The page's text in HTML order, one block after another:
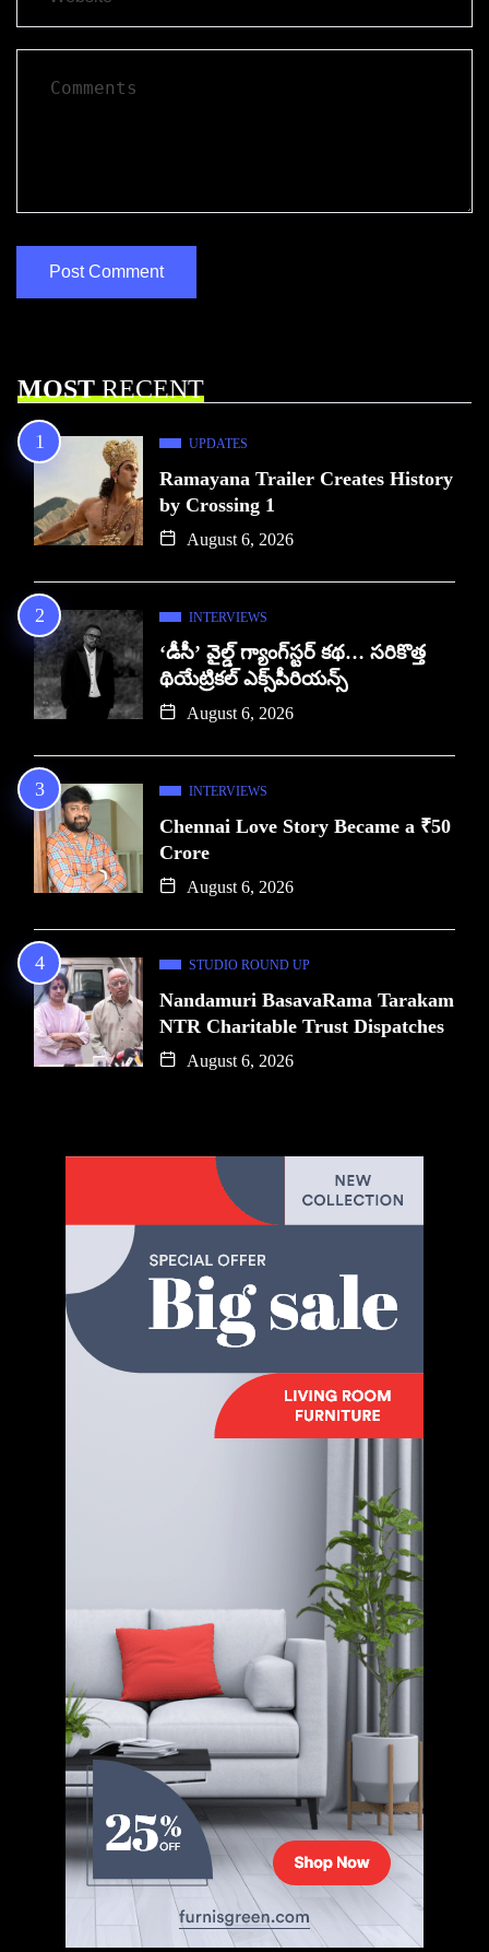
MOSTRECENT
UPDATES
Ramayana Trailer Creates History
by Crossing 1
August 6, 2026
INTERVIEWS
‘డీసీ’ వైల్డ్ గ్యాంగ్‌స్టర్ కథ… సరికొత్త
థియేట్రికల్ ఎక్స్‌పీరియన్స్
August 6, 2026
INTERVIEWS
Chennai Love Story Became a ₹50
Crore
August 6, 2026
STUDIO ROUND UP
Nandamuri BasavaRama Tarakam
NTR Charitable Trust Dispatches
August 6, 2026